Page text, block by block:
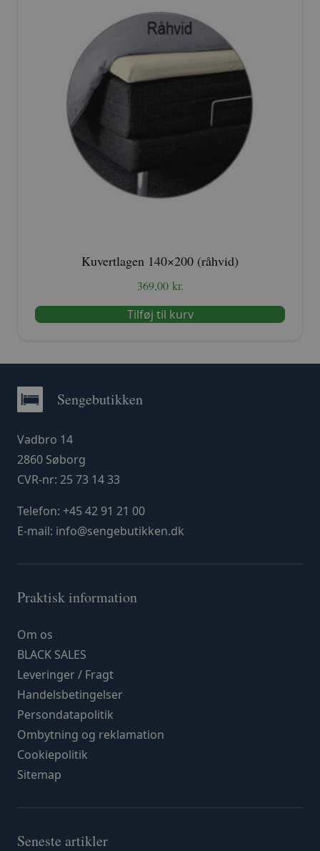
Kuvertlagen 140×200 (råhvid)
369,00 kr.
Tilføj til kurv
Sengebutikken
Vadbro 14
2860 Søborg
CVR-nr: 25 73 14 33
Telefon: +45 42 91 21 00
E-mail: info@sengebutikken.dk
Praktisk information
Om os
BLACK SALES
Leveringer / Fragt
Handelsbetingelser
Persondatapolitik
Ombytning og reklamation
Cookiepolitik
Sitemap
Seneste artikler